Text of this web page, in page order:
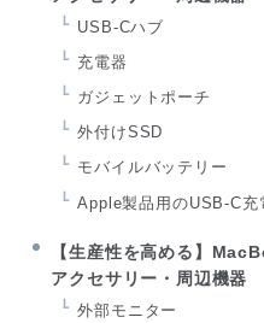
USB-Cハブ
充電器
ガジェットポーチ
外付けSSD
モバイルバッテリー
Apple製品用のUSB-C充
【生産性を高める】
アクセサリー・周辺機器
外部モニター